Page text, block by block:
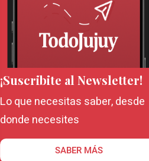
¡Suscribite al Newsletter!
Lo que necesitas saber, desde
donde necesites
SABER MÁS